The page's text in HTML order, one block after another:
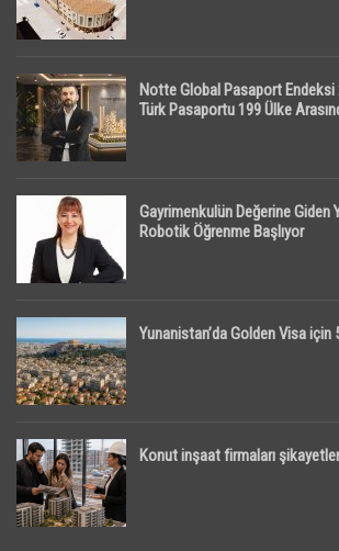
Notte Global Pasaport Endeksi
Türk Pasaportu 199 Ülke
Gayrimenkulün Değerine Giden
Robotik Öğrenme Başlıyor
Yunanistan’da Golden Visa için
Konut inşaat firmaları